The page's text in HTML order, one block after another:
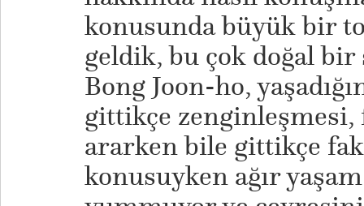
konusunda büyük bir
geldik, bu çok doğal
Bong Joon-ho,
gittikçe zenginleşmesi,
ararken bile gittikçe
konusuyken ağır